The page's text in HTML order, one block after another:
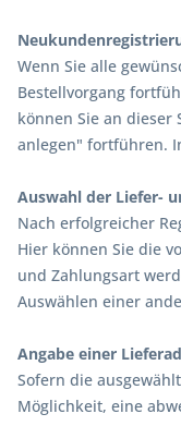
Wenn Sie alle
Bestellvorgang
können Sie an
anlegen" fortführen.
Auswahl der Liefer-
Nach erfolgreicher
Hier können Sie die
und Zahlungsart
Auswählen einer
Angabe einer
Sofern die
Möglichkeit, eine